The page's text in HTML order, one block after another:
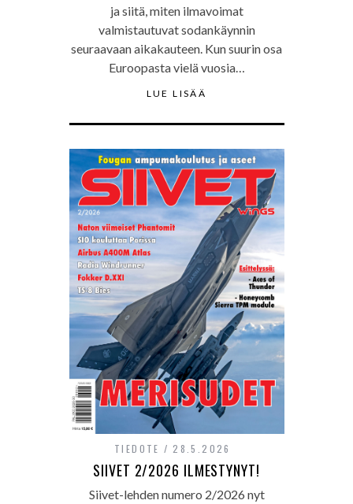
ja siitä, miten ilmavoimat
valmistautuvat sodankäynnin
seuraavaan aikakauteen. Kun suurin osa
Euroopasta vielä vuosia…
LUE LISÄÄ
TIEDOTE 28.5.2026
SIIVET 2/2026 ILMESTYNYT!
Siivet-lehden numero 2/2026 nyt